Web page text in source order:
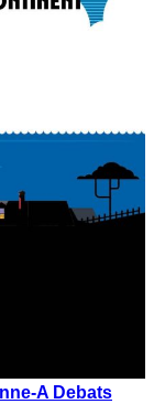
A Debats